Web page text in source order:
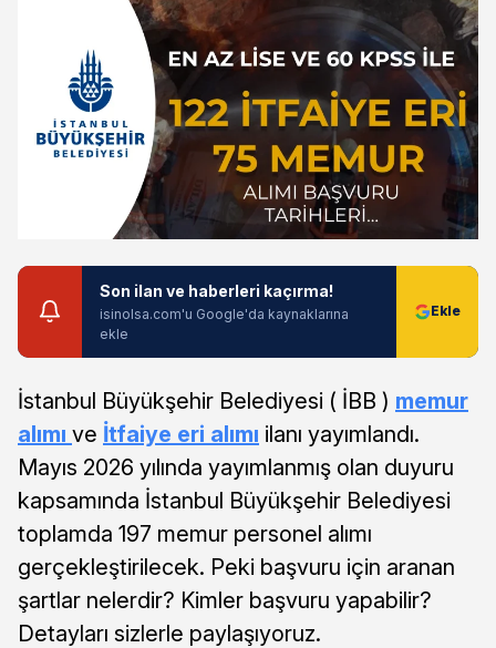
Son ilan ve haberleri kaçırma!
isinolsa.com'u Google'da kaynaklarına
ekle
İstanbul Büyükşehir Belediyesi ( İBB ) memur
alımı ve İtfaiye eri alımı ilanı yayımlandı.
Mayıs 2026 yılında yayımlanmış olan duyuru
kapsamında İstanbul Büyükşehir Belediyesi
toplamda 197 memur personel alımı
gerçekleştirilecek. Peki başvuru için aranan
şartlar nelerdir? Kimler başvuru yapabilir?
Detayları sizlerle paylaşıyoruz.